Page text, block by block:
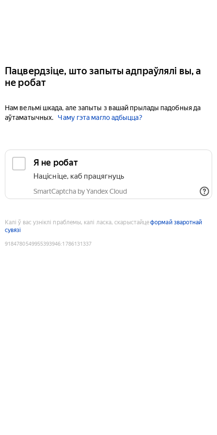
Пацвердзіце, што запыты адпраўлялі вы, а
не робат
Нам вельмі шкада, але запыты з вашай прылады падобныя да
аўтаматычных.
Чаму гэта магло адбыцца?
Я не робат
Націсніце, каб працягнуць
SmartCaptcha by Yandex Cloud
Калі ў вас узніклі праблемы, калі ласка, скарыстайцеформай зваротнай
сувязі
9184780549955393946:1786131337